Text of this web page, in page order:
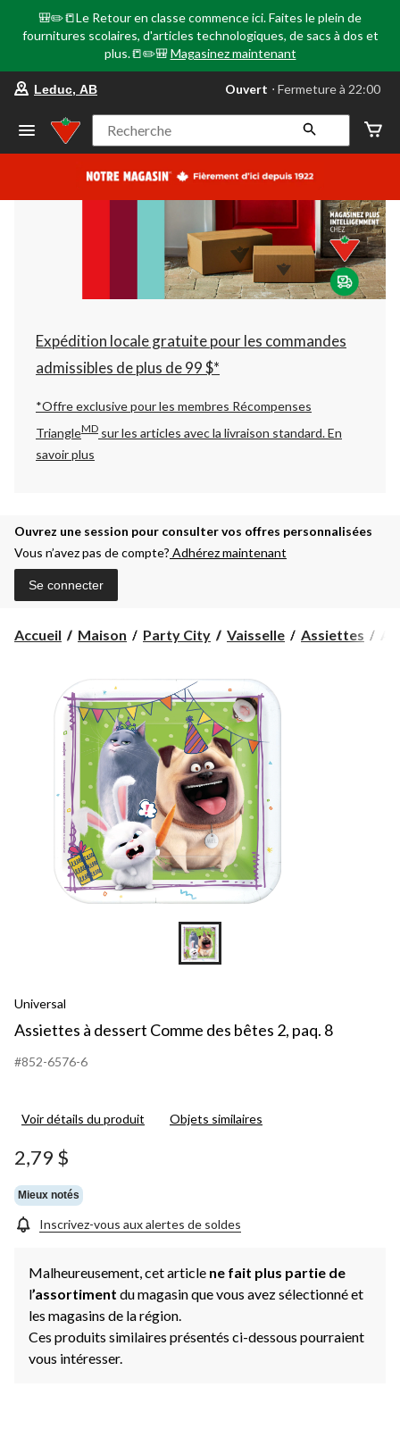
🎒✏️📒Le Retour en classe commence ici. Faites le plein de
fournitures scolaires, d'articles technologiques, de sacs à dos et
plus.📒✏️🎒 Magasinez maintenant
votre
préféré
Leduc,
AB,
courament
Fermeture
à
22:00
cliquer
pour
changer
Leduc, AB Ouvert ⋅ Fermeture à 22:00
Recherche
Expédition locale gratuite pour les commandes
admissibles de plus de 99 $*
*Offre exclusive pour les membres Récompenses
TriangleMD sur les articles avec la livraison standard.En
savoir plus
Ouvrez une session pour consulter vos offres personnalisées
Vous n’avez pas de compte? Adhérez maintenant
Se connecter
Accueil Maison Party City Vaisselle Assiettes
Universal
Assiettes à dessert Comme des bêtes 2, paq. 8
#852-6576-6
Voir détails du produit Objets similaires
2,79 $
Mieux notés
Inscrivez-vous aux alertes de soldes
Malheureusement, cet article ne fait plus partie de
l’assortiment du magasin que vous avez sélectionné et
les magasins de la région.
Ces produits similaires présentés ci-dessous pourraient
vous intéresser.